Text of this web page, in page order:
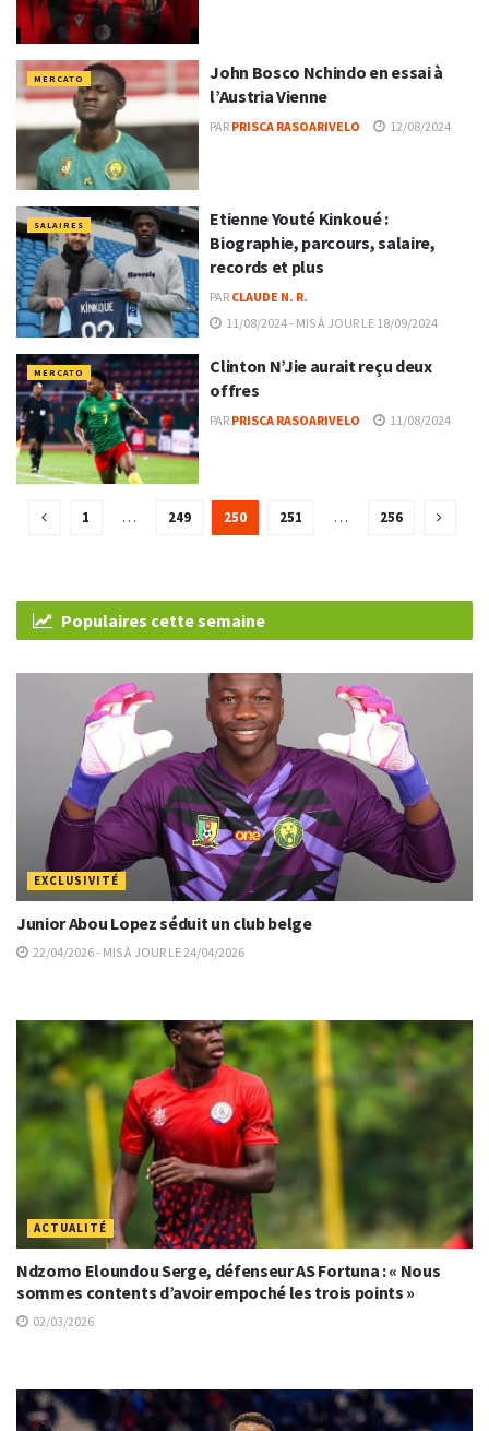
MERCATO
John Bosco Nchindo en essai à
l’Austria Vienne
PAR PRISCA RASOARIVELO 12/08/2024
SALAIRES
Etienne Youté Kinkoué :
Biographie, parcours, salaire,
records et plus
PAR CLAUDE N. R.
11/08/2024 - MIS À JOUR LE 18/09/2024
MERCATO
Clinton N’Jie aurait reçu deux
offres
PAR PRISCA RASOARIVELO 11/08/2024
1 … 249 250 251 … 256
Populaires cette semaine
EXCLUSIVITÉ
Junior Abou Lopez séduit un club belge
22/04/2026 - MIS À JOUR LE 24/04/2026
ACTUALITÉ
Ndzomo Eloundou Serge, défenseur AS Fortuna : « Nous
sommes contents d’avoir empoché les trois points »
02/03/2026